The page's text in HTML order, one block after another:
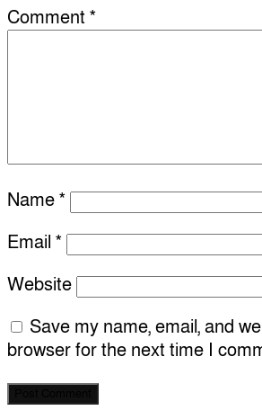
Comment *
Name*
Email *
Website
Save my name, email, and
browser for the next time I